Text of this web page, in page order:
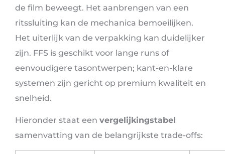
de film beweegt. Het aanbrengen van een
ritssluiting kan de mechanica bemoeilijken.
Het uiterlijk van de verpakking kan duidelijker
zijn. FFS is geschikt voor lange runs of
eenvoudigere tasontwerpen; kant-en-klare
systemen zijn gericht op premium kwaliteit en
snelheid.
Hieronder staat een vergelijkingstabel
samenvatting van de belangrijkste trade-offs: